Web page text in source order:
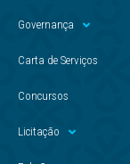
Governança
Carta de Serviços
Concursos
Licitação